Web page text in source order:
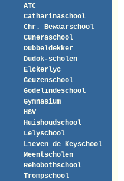
ATC
Catharinaschool
Chr. Bewaarschool
Cuneraschool
Dubbeldekker
Dudok-scholen
Elckerlyc
Geuzenschool
Godelindeschool
Gymnasium
HSV
Huishoudschool
Lelyschool
Lieven de Keyschool
Meentscholen
Rehobothschool
Trompschool